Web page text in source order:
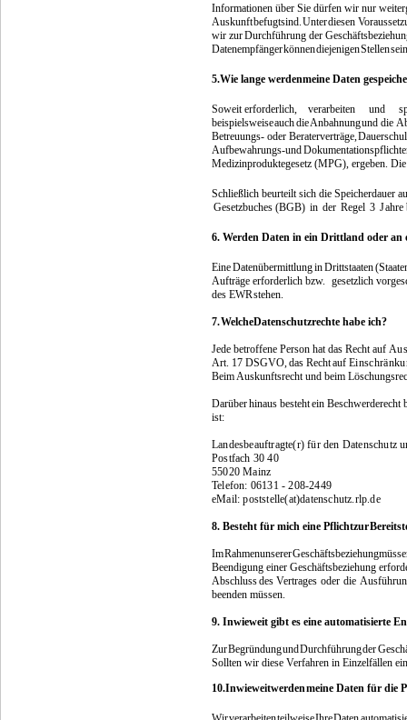
Informationen über Sie dürfen wir nur
Auskunftbefugtsind. Unterdiesen
wir zurDurchführung der
DatenempfängerkönnendiejenigenStellen
5.Wie lange werdenmeine Daten
Soweit erforderlich, verarbeiten und
beispielsweiseauchdieAnbahnungund die
Betreuungs- oder Beraterverträge,
Aufbewahrungs-und
Medizinproduktegesetz (MPG), ergeben.
Schließlich beurteilt sich die Speicherdauer
Gesetzbuches (BGB) in der Regel 3 Jahre
6. Werden Daten in ein Drittland oder
EineDatenübermittlunginDrittstaaten
Aufträge erforderlich bzw.
gesetzlich
des EWRstehen.
7.WelcheDatenschutzrechte habe ich?
Jede betroffene Person hat das Recht auf
Art. 17 DSGVO, das Rechtauf
Beim Auskunftsrecht und beim
Darüberhinaus bestehtein Beschwerderecht
ist:
Landesbeauftragte(r) für den Datenschutz
Postfach 30 40
55020 Mainz
Telefon: 06131 - 208-2449
eMail:poststelle(at)datenschutz.rlp.de
8. Besteht für mich eine Pflichtzur
ImRahmenunsererGeschäftsbeziehung
Beendigung einer Geschäftsbeziehung
Abschlussdes Vertrages oder die
beenden müssen.
9. Inwieweit gibt es eine automatisierte
ZurBegründungundDurchführungder
Sollten wir diese Verfahren in Einzelfällen
10.Inwieweitwerdenmeine Daten für die